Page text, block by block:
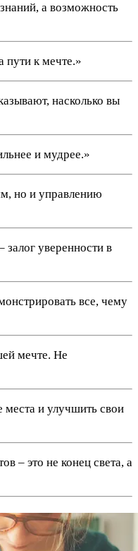
а возможность
пути к мечте.»
насколько вы
и мудрее.»
но и управлению
залог уверенности в
все, чему
мечте. Не
места и улучшить свои
– это не конец света, а